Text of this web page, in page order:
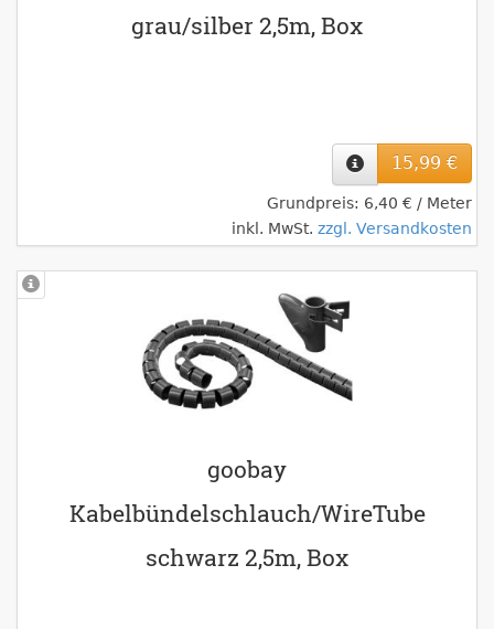
grau/silber 2,5m, Box
15,99 €
Grundpreis: 6,40 € / Meter
inkl. MwSt. zzgl. Versandkosten
goobay
Kabelbündelschlauch/WireTube
schwarz 2,5m, Box